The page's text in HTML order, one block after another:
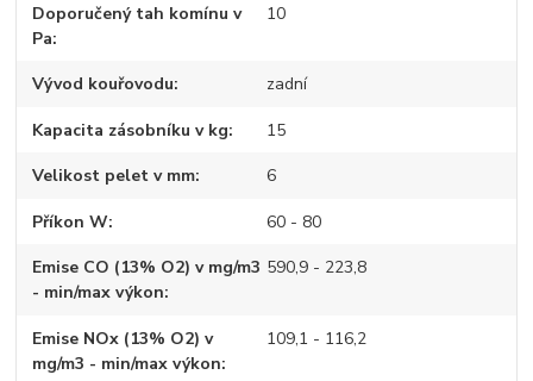
Doporučený tah komínu v
Pa
10
Vývod kouřovodu zadní
Kapacita zásobníku v kg 15
Velikost pelet v mm 6
Příkon W 60 - 80
Emise CO (13% O2) v mg/m3
- min/max výkon
590,9 - 223,8
Emise NOx (13% O2) v
mg/m3 - min/max výkon
109,1 - 116,2